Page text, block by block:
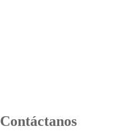
Contáctanos